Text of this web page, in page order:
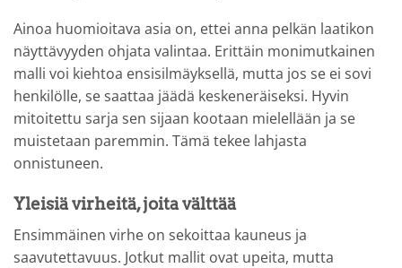
Ainoa huomioitava asia on, ettei anna pelkän laatikon
näyttävyyden ohjata valintaa. Erittäin monimutkainen
malli voi kiehtoa ensisilmäyksellä, mutta jos se ei sovi
henkilölle, se saattaa jäädä keskeneräiseksi. Hyvin
mitoitettu sarja sen sijaan kootaan mielellään ja se
muistetaan paremmin. Tämä tekee lahjasta
onnistuneen.
Yleisiä virheitä, joita välttää
Ensimmäinen virhe on sekoittaa kauneus ja
saavutettavuus. Jotkut mallit ovat upeita, mutta